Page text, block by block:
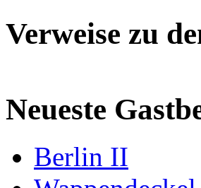
Verweise zu
Neueste
Berlin II